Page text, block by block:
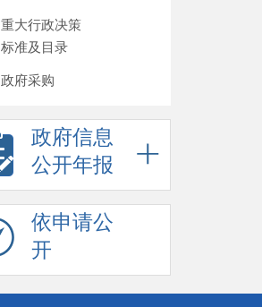
重大行政决策
标准及目录
政府采购
政府信息
公开年报
依申请公
开